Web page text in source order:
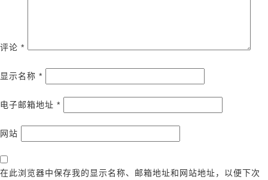
评论 *
显示名称 *
电子邮箱地址 *
网站
在此浏览器中保存我的显示名称、邮箱地址和网站地址，以便下次